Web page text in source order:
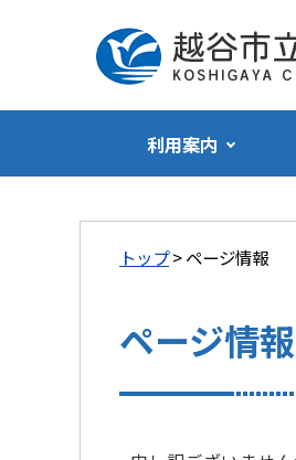
利用案内
トップ> ページ情報
ページ情報